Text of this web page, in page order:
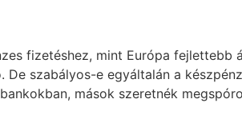
fizetéshez, mint Európa fejlettebb
szabályos-e egyáltalán a
mások szeretnék